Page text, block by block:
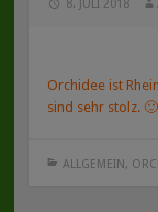
8. JULI 2018
Orchidee ist
sind sehr stolz. 🙂
ALLGEMEIN ,